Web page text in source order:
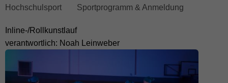
skip
navigation
to
content
Hochschulsport Sportprogramm & Anmeldung
Inline-/Rollkunstlauf
verantwortlich: Noah Leinweber